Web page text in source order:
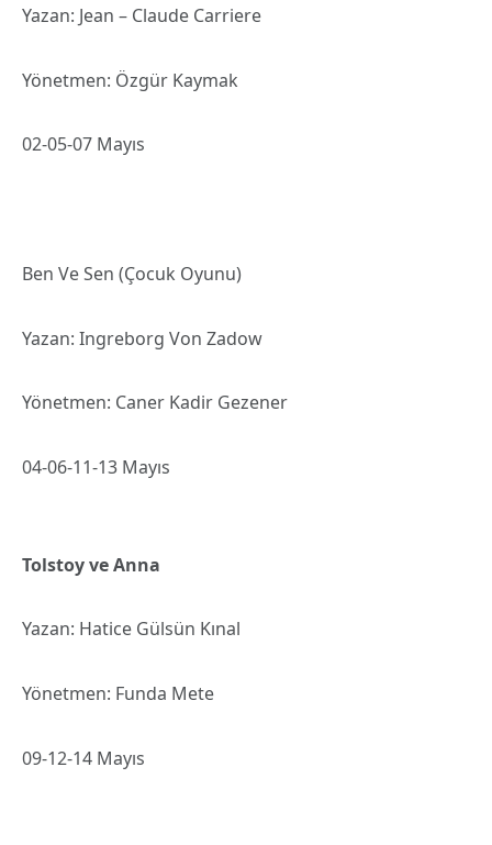
Yazan: Jean – Claude Carriere
Yönetmen: Özgür Kaymak
02-05-07 Mayıs
Ben Ve Sen (Çocuk Oyunu)
Yazan: Ingreborg Von Zadow
Yönetmen: Caner Kadir Gezener
04-06-11-13 Mayıs
Tolstoy ve Anna
Yazan: Hatice Gülsün Kınal
Yönetmen: Funda Mete
09-12-14 Mayıs